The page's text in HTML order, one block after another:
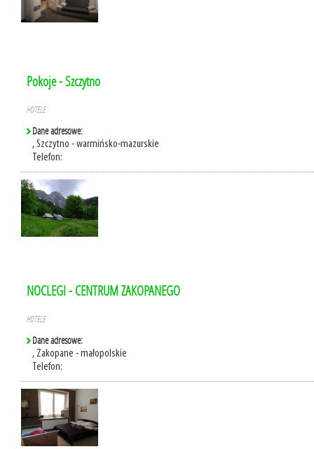
Pokoje - Szczytno
HOTELE
Dane adresowe:
, Szczytno - warmińsko-mazurskie
Telefon:
NOCLEGI - CENTRUM ZAKOPANEGO
HOTELE
Dane adresowe:
, Zakopane - małopolskie
Telefon: